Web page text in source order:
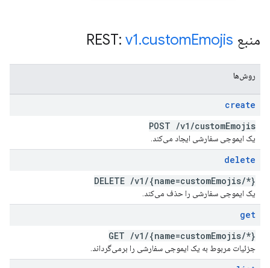
منبع REST: v1.customEmojis
روش‌ها
create
POST /v1 /customEmojis
یک ایموجی سفارشی ایجاد می‌کند.
delete
DELETE /v1 /{name=customEmojis/*}
یک ایموجی سفارشی را حذف می‌کند.
get
GET /v1 /{name=customEmojis/*}
جزئیات مربوط به یک ایموجی سفارشی را برمی‌گرداند.